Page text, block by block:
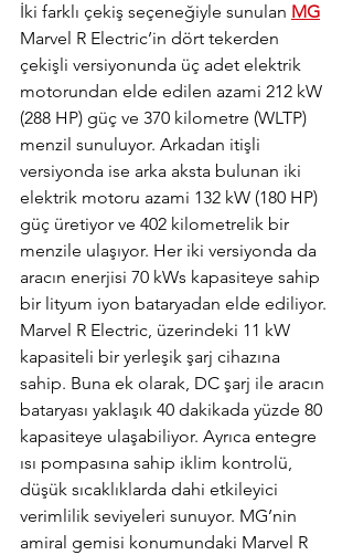
İki farklı çekiş seçeneğiyle sunulan MG
Marvel R Electric’in dört tekerden
çekişli versiyonunda üç adet elektrik
motorundan elde edilen azami 212 kW
(288 HP) güç ve 370 kilometre (WLTP)
menzil sunuluyor. Arkadan itişli
versiyonda ise arka aksta bulunan iki
elektrik motoru azami 132 kW (180 HP)
güç üretiyor ve 402 kilometrelik bir
menzile ulaşıyor. Her iki versiyonda da
aracın enerjisi 70 kWs kapasiteye sahip
bir lityum iyon bataryadan elde ediliyor.
Marvel R Electric, üzerindeki 11 kW
kapasiteli bir yerleşik şarj cihazına
sahip. Buna ek olarak, DC şarj ile aracın
bataryası yaklaşık 40 dakikada yüzde 80
kapasiteye ulaşabiliyor. Ayrıca entegre
ısı pompasına sahip iklim kontrolü,
düşük sıcaklıklarda dahi etkileyici
verimlilik seviyeleri sunuyor. MG’nin
amiral gemisi konumundaki Marvel R